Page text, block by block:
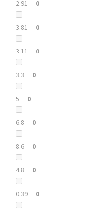
2.91 0
3.81 0
3.11 0
3.3 0
5 0
6.8 0
8.6 0
4.8 0
0.39 0